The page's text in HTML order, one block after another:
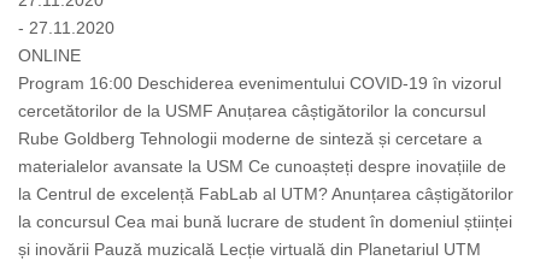
- 27.11.2020
ONLINE
Program 16:00 Deschiderea evenimentului COVID-19 în vizorul
cercetătorilor de la USMF Anuțarea câștigătorilor la concursul
Rube Goldberg Tehnologii moderne de sinteză și cercetare a
materialelor avansate la USM Ce cunoașteți despre inovațiile de
la Centrul de excelență FabLab al UTM? Anunțarea câștigătorilor
la concursul Cea mai bună lucrare de student în domeniul științei
și inovării Pauză muzicală Lecție virtuală din Planetariul UTM